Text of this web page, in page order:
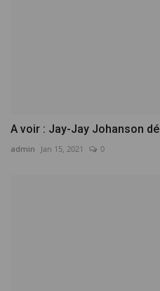
A voir : Jay-Jay Johanson
admin Jan 15, 2021 0